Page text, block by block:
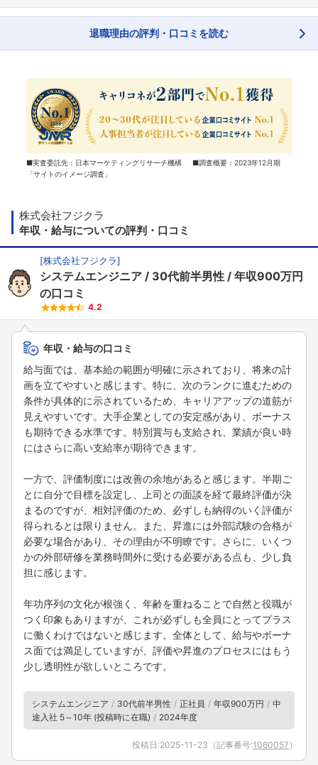
退職理由の評判・口コミを読む
■実査委託先：日本マーケティングリサーチ機構 ■調査概要：2023年12月期
「サイトのイメージ調査」
株式会社フジクラ
年収・給与についての評判・口コミ
[株式会社フジクラ]
システムエンジニア 30代前半男性
年収900万円
の口コミ
4.2
年収・給与の口コミ
給与面では、基本給の範囲が明確に示されており、将来の計
画を立てやすいと感じます。特に、次のランクに進むための
条件が具体的に示されているため、キャリアアップの道筋が
見えやすいです。大手企業としての安定感があり、ボーナス
も期待できる水準です。特別賞与も支給され、業績が良い時
にはさらに高い支給率が期待できます。
一方で、評価制度には改善の余地があると感じます。半期ご
とに自分で目標を設定し、上司との面談を経て最終評価が決
まるのですが、相対評価のため、必ずしも納得のいく評価が
得られるとは限りません。また、昇進には外部試験の合格が
必要な場合があり、その理由が不明瞭です。さらに、いくつ
かの外部研修を業務時間外に受ける必要がある点も、少し負
担に感じます。
年功序列の文化が根強く、年齢を重ねることで自然と役職が
つく印象もありますが、これが必ずしも全員にとってプラス
に働くわけではないと感じます。全体として、給与やボーナ
ス面では満足していますが、評価や昇進のプロセスにはもう
少し透明性が欲しいところです。
システムエンジニア 30代前半男性 正社員 年収900万円
中
途入社 5～10年 (投稿時に在職)
2024年度
投稿日:2025-11-23 （記事番号:1060057 ）